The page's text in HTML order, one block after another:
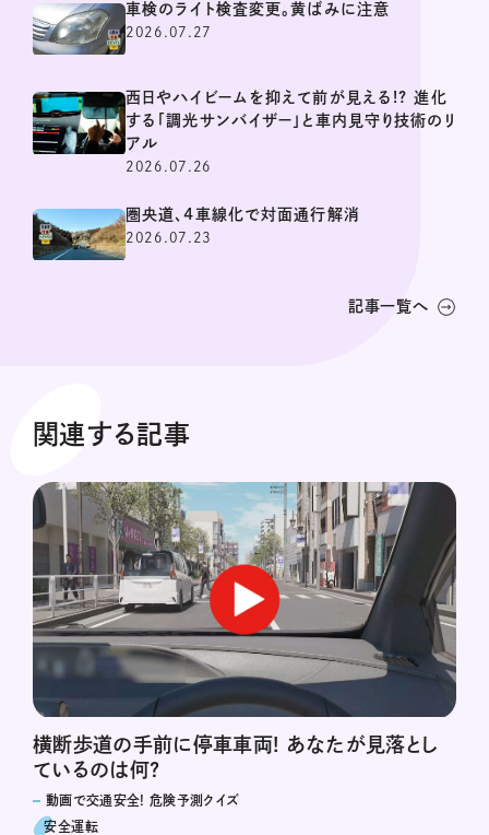
車検のライト検査変更。黄ばみに注意
2026.07.27
西日やハイビームを抑えて前が見える!? 進化
する「調光サンバイザー」と車内見守り技術のリ
アル
2026.07.26
圏央道、4車線化で対面通行解消
2026.07.23
記事一覧へ
関連する記事
横断歩道の手前に停車車両! あなたが見落とし
ているのは何?
動画で交通安全! 危険予測クイズ
安全運転